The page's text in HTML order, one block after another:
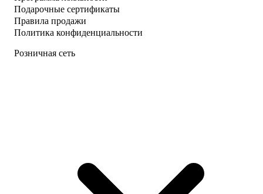
Подарочные сертификаты
Правила продажи
Политика конфиденциальности
Розничная сеть